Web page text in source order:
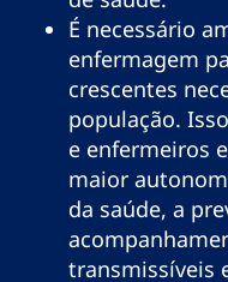
É necessário
enfermagem
crescentes
população.
e enfermeiros
maior
da saúde, a
transmissíveis